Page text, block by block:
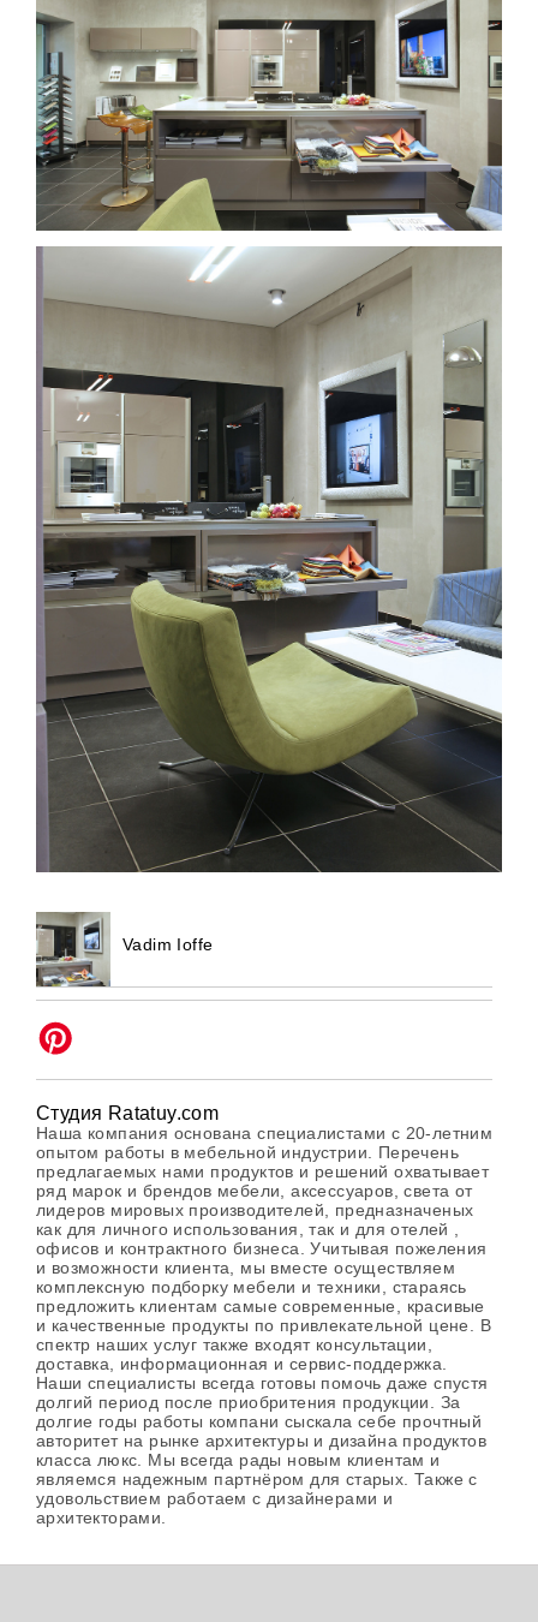
Vadim Ioffe
Студия Ratatuy.com
Наша компания основана специалистами с 20-летним
опытом работы в мебельной индустрии. Перечень
предлагаемых нами продуктов и решений охватывает
ряд марок и брендов мебели, аксессуаров, света от
лидеров мировых производителей, предназначеных
как для личного использования, так и для отелей ,
офисов и контрактного бизнеса. Учитывая пожеления
и возможности клиента, мы вместе осуществляем
комплексную подборку мебели и техники, стараясь
предложить клиентам самые современные, красивые
и качественные продукты по привлекательной цене. В
спектр наших услуг также входят консультации,
доставка, информационная и сервис-поддержка.
Наши специалисты всегда готовы помочь даже спустя
долгий период после приобритения продукции. За
долгие годы работы компани сыскала себе прочтный
авторитет на рынке архитектуры и дизайна продуктов
класса люкс. Мы всегда рады новым клиентам и
являемся надежным партнёром для старых. Также с
удовольствием работаем с дизайнерами и
архитекторами.